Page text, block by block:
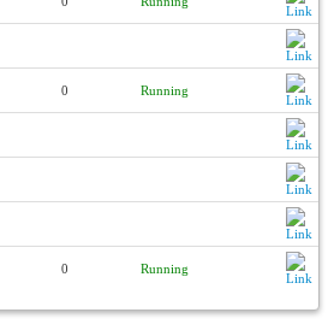
0 Running
0 Running